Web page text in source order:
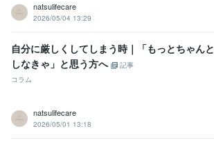
natsulifecare
2026/05/04 13:29
自分に厳しくしてしまう時｜「もっとちゃんと
しなきゃ」と思う方へ
記事
コラム
natsulifecare
2026/05/01 13:18